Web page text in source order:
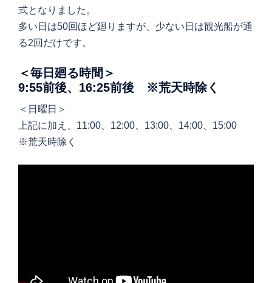
式となりました。
多い日は50回ほど廻りますが、少ない日は観光船が通
る2回だけです。
＜毎日廻る時間＞
9:55前後、16:25前後 ※荒天時除く
＜日曜日＞
上記に加え、11:00、12:00、13:00、14:00、15:00
※荒天時除く